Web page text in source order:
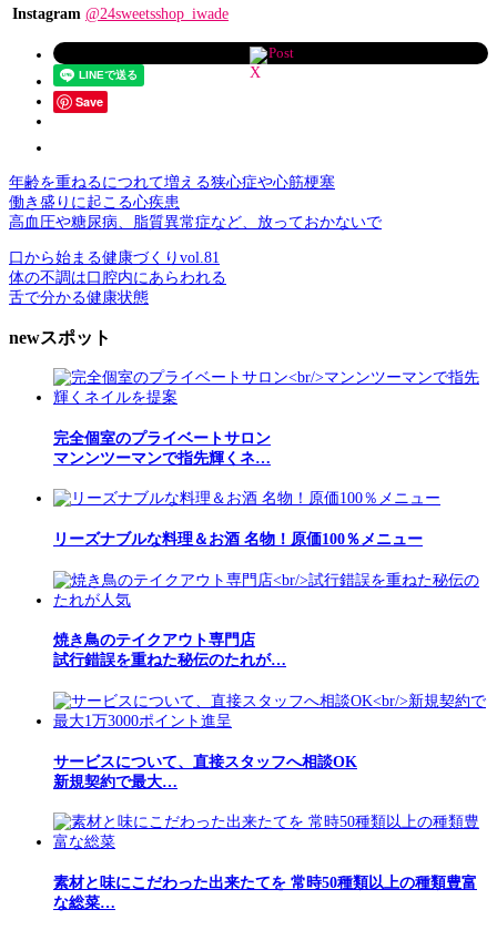
Instagram @24sweetsshop_iwade
Post
Save
年齢を重ねるにつれて増える狭心症や心筋梗塞
働き盛りに起こる心疾患
高血圧や糖尿病、脂質異常症など、放っておかないで
口から始まる健康づくりvol.81
体の不調は口腔内にあらわれる
舌で分かる健康状態
newスポット
完全個室のプライベートサロン
マンンツーマンで指先輝くネ…
リーズナブルな料理＆お酒 名物！原価100％メニュー
焼き鳥のテイクアウト専門店
試行錯誤を重ねた秘伝のたれが…
サービスについて、直接スタッフへ相談OK
新規契約で最大…
素材と味にこだわった出来たてを 常時50種類以上の種類豊富
な総菜…